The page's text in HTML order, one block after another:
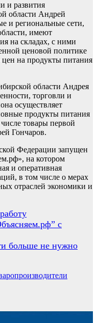
и развития
области Андрей
и региональные сети,
имеют
на складах, с ними
ценовой политике
на продукты питания
области Андрея
торговли и
осуществляет
продукты питания
товары первой
Гончаров.
Федерации запущен
на котором
и оперативная
в том числе о мерах
отраслей экономики и
с
больше не нужно